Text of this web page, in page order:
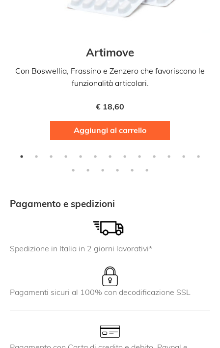
Artimove
Con Boswellia, Frassino e Zenzero che favoriscono le
funzionalità articolari.
€ 18,60
Aggiungi al carrello
Pagamento e spedizioni
Spedizione in Italia in 2 giorni lavorativi*
Pagamenti sicuri al 100% con decodificazione SSL